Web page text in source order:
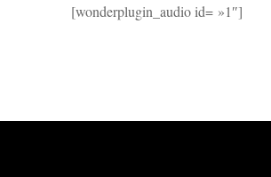
[wonderplugin_audio id= »1″]